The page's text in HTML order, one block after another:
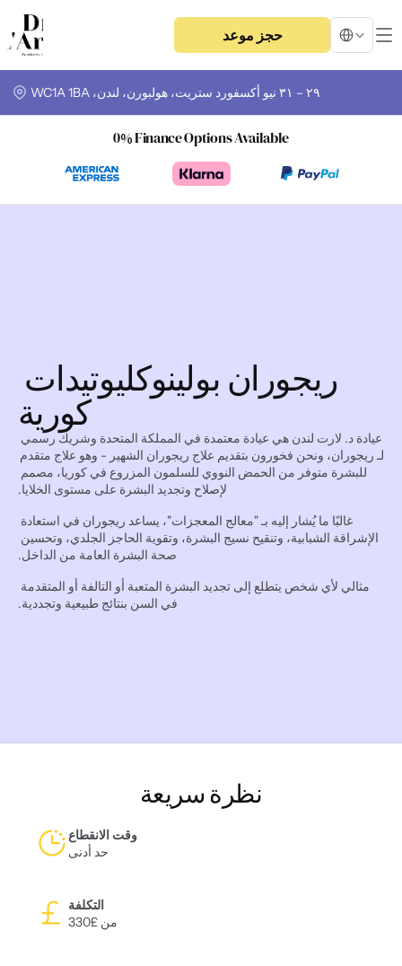
حجز موعد
Select
٢٩ – ٣١ نيو أكسفورد ستريت، هولبورن، لندن، WC1A 1BA
0% Finance Options Available
كورية
لإصلاح وتجديد البشرة على مستوى الخلايا.
صحة البشرة العامة من الداخل.
في السن بنتائج طبيعية وتجددية.
نظرة سريعة
وقت الانقطاع
حد أدنى
التكلفة
من £330